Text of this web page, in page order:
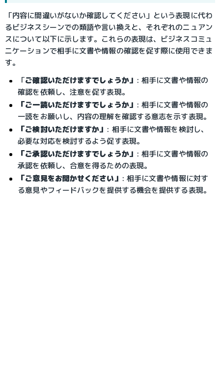
「内容に間違いがないか確認してください」という表現に代わ
るビジネスシーンでの類語や言い換えと、それぞれのニュアン
スについて以下に示します。これらの表現は、ビジネスコミュ
ニケーションで相手に文書や情報の確認を促す際に使用できま
す。
「ご確認いただけますでしょうか」 : 相手に文書や情報の
確認を依頼し、注意を促す表現。
「ご一読いただけますでしょうか」 : 相手に文書や情報の
一読をお願いし、内容の理解を確認する意志を示す表現。
「ご検討いただけますか」 : 相手に文書や情報を検討し、
必要な対応を検討するよう促す表現。
「ご承認いただけますでしょうか」 : 相手に文書や情報の
承認を依頼し、合意を得るための表現。
「ご意見をお聞かせください」 : 相手に文書や情報に対す
る意見やフィードバックを提供する機会を提供する表現。